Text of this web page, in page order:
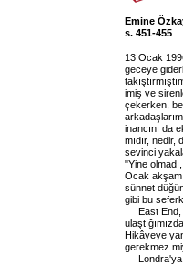
Emine
s. 451-455
13 Ocak
geceye
imiş ve
çekerken,
inancını da
mıdır,
sevinci
"Yine
Ocak
sünnet
gibi bu
East
Hikâyeye
gerekmez